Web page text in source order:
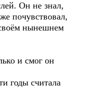
Он не знал,
почувствовал,
нынешнем
и смог он
годы считала